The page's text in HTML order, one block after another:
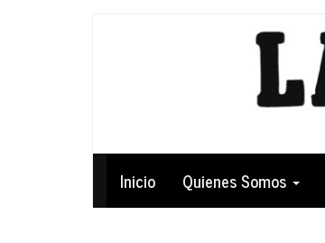
Navegación
principal
Inicio Quienes Somos